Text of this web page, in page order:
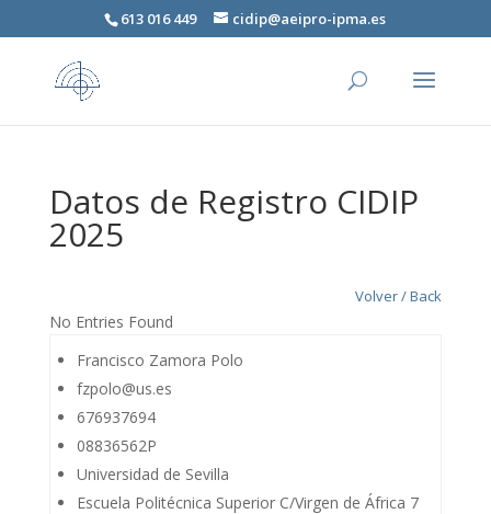
613 016 449 cidip@aeipro-ipma.es
Datos de Registro CIDIP
2025
Volver / Back
No Entries Found
Francisco Zamora Polo
fzpolo@us.es
676937694
08836562P
Universidad de Sevilla
Escuela Politécnica Superior C/Virgen de África 7